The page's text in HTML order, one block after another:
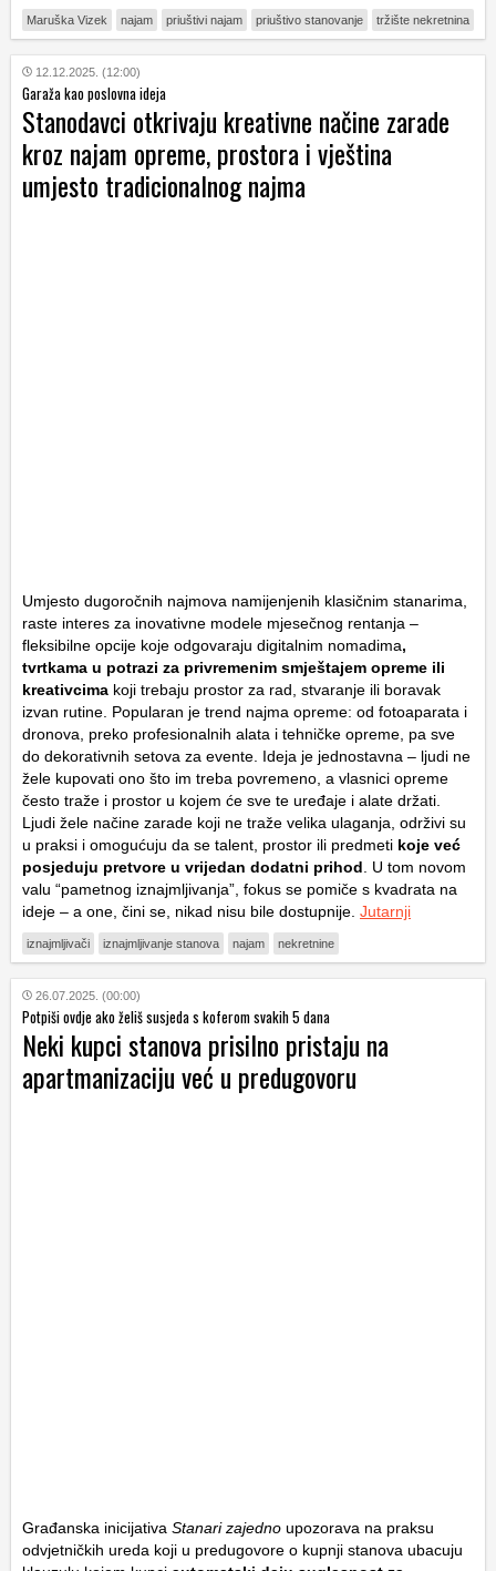
Maruška Vizek najam priuštivi najam priuštivo stanovanje tržište nekretnina
12.12.2025. (12:00)
Garaža kao poslovna ideja
Stanodavci otkrivaju kreativne načine zarade
kroz najam opreme, prostora i vještina
umjesto tradicionalnog najma
Umjesto dugoročnih najmova namijenjenih klasičnim stanarima,
raste interes za inovativne modele mjesečnog rentanja –
fleksibilne opcije koje odgovaraju digitalnim nomadima,
tvrtkama u potrazi za privremenim smještajem opreme ili
kreativcima koji trebaju prostor za rad, stvaranje ili boravak
izvan rutine. Popularan je trend najma opreme: od fotoaparata i
dronova, preko profesionalnih alata i tehničke opreme, pa sve
do dekorativnih setova za evente. Ideja je jednostavna – ljudi ne
žele kupovati ono što im treba povremeno, a vlasnici opreme
često traže i prostor u kojem će sve te uređaje i alate držati.
Ljudi žele načine zarade koji ne traže velika ulaganja, održivi su
u praksi i omogućuju da se talent, prostor ili predmeti koje već
posjeduju pretvore u vrijedan dodatni prihod . U tom novom
valu “pametnog iznajmljivanja”, fokus se pomiče s kvadrata na
ideje – a one, čini se, nikad nisu bile dostupnije. Jutarnji
iznajmljivači iznajmljivanje stanova najam nekretnine
26.07.2025. (00:00)
Potpiši ovdje ako želiš susjeda s koferom svakih 5 dana
Neki kupci stanova prisilno pristaju na
apartmanizaciju već u predugovoru
Građanska inicijativa Stanari zajedno upozorava na praksu
odvjetničkih ureda koji u predugovore o kupnji stanova ubacuju